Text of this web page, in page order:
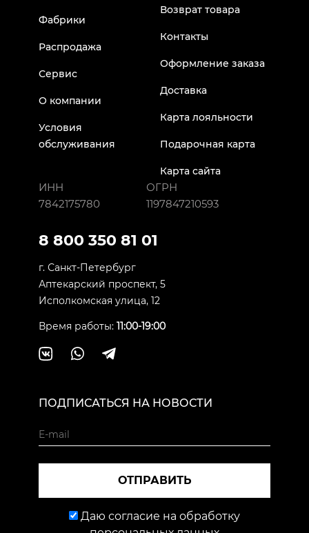
Фабрики
Распродажа
Сервис
О компании
Условия
обслуживания
Возврат товара
Контакты
Оформление заказа
Доставка
Карта лояльности
Подарочная карта
Карта сайта
ИНН
7842175780
ОГРН
1197847210593
8 800 350 81 01
г. Санкт-Петербург
Аптекарский проспект, 5
Исполкомская улица, 12
Время работы: 11:00-19:00
ПОДПИСАТЬСЯ НА НОВОСТИ
ОТПРАВИТЬ
Даю согласие на обработку